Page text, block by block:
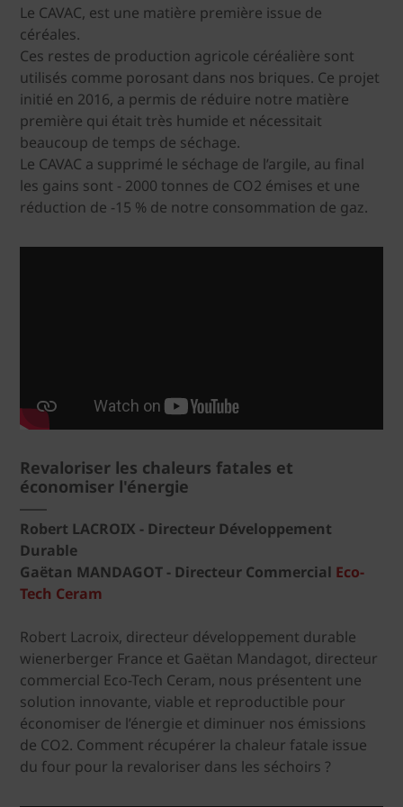
Le CAVAC, est une matière première issue de
céréales.
Ces restes de production agricole céréalière sont
utilisés comme porosant dans nos briques. Ce projet
initié en 2016, a permis de réduire notre matière
première qui était très humide et nécessitait
beaucoup de temps de séchage.
Le CAVAC a supprimé le séchage de l’argile, au final
les gains sont - 2000 tonnes de CO2 émises et une
réduction de -15 % de notre consommation de gaz.
Revaloriser les chaleurs fatales et
économiser l'énergie
Robert LACROIX - Directeur Développement
Durable
Gaëtan MANDAGOT - Directeur Commercial Eco-
Tech Ceram
Robert Lacroix, directeur développement durable
wienerberger France et Gaëtan Mandagot, directeur
commercial Eco-Tech Ceram, nous présentent une
solution innovante, viable et reproductible pour
économiser de l’énergie et diminuer nos émissions
de CO2. Comment récupérer la chaleur fatale issue
du four pour la revaloriser dans les séchoirs ?